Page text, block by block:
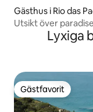
Gästhus i Rio das
Utsikt över
Lyxiga
Gästfavorit
Gästfavorit